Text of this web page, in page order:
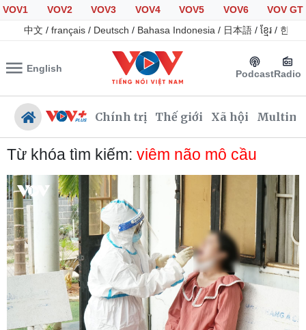
VOV1 VOV2 VOV3 VOV4 VOV5 VOV6
VOV GT
中文 / français / Deutsch / Bahasa Indonesia / 日本語 / ខ្មែរ / 한국
English PodcastRadio
Chính trị Thế giới Xã hội
Chính trị
Đảng
Tổ chức nhân sự
Quốc hội
Nhận diện sự thật
Xã hội
Tin 24h
Giáo dục
Dự báo thời tiết
Dấu ấn VOV
Việc làm
Biển đảo
Từ khóa tìm kiếm: viêm não mô cầu